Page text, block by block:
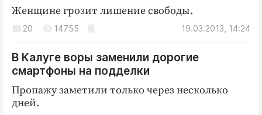
Женщине грозит лишение свободы.
19.03.2013, 14:24
20 14755
В Калуге воры заменили дорогие
смартфоны на подделки
Пропажу заметили только через несколько
дней.